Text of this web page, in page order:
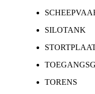
SILOTANK
TORENS